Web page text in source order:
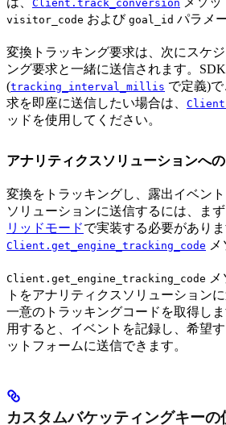
Client.track_conversion
visitor_code および goal_id パラメ
変換トラッキング要求は、次にスケ
ング要求と一緒に送信されます。
(tracking_interval_millis で定義)
求を即座に送信したい場合は、
ッドを使用してください。
アナリティクスソリューションへ
変換をトラッキングし、露出イベン
ソリューションに送信するには、まず
リッドモードで実装する必要がありま
Client.get_engine_tracking_code
Client.get_engine_tracking_code
トをアナリティクスソリューション
一意のトラッキングコードを取得し
用すると、イベントを記録し、希望
ットフォームに送信できます。
カスタムバケッティングキーの